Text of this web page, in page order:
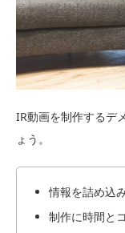
IR動画を制作するデ
ょう。
情報を詰め込
制作に時間と